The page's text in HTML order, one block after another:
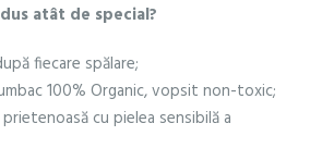
atât de special?
fiecare spălare;
100% Organic, vopsit non-toxic;
cu pielea sensibilă a